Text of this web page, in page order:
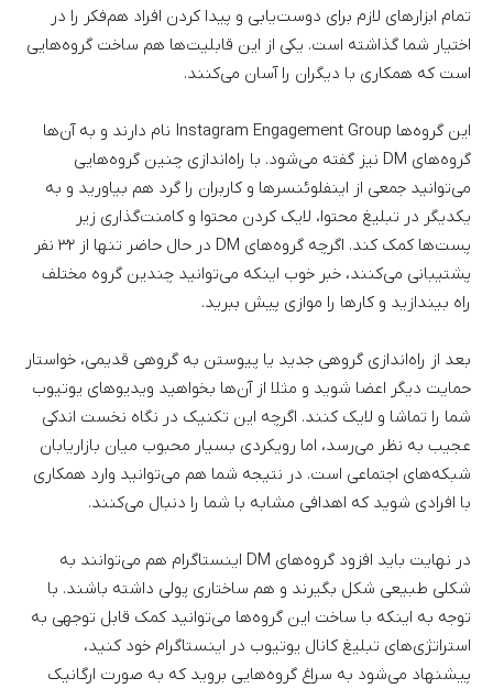
تمام ابزارهای لازم برای دوست‌یابی و پیدا کردن افراد هم‌فکر را در
اختیار شما گذاشته است. یکی از این قابلیت‌ها هم ساخت گروه‌هایی
است که همکاری با دیگران را آسان می‌کنند.
این گروه‌ها Instagram Engagement Group نام دارند و به آن‌ها
گروه‌های DM نیز گفته می‌شود. با راه‌اندازی چنین گروه‌هایی
می‌توانید جمعی از اینفلو‌ئنسرها و کاربران را گرد هم بیاورید و به
یکدیگر در تبلیغ محتوا، لایک کردن محتوا و کامنت‌گذاری زیر
پست‌ها کمک کند. اگرچه گروه‌های DM در حال حاضر تنها از ۳۲ نفر
پشتیبانی می‌کنند، خبر خوب اینکه می‌توانید چندین گروه مختلف
راه بیندازید و کارها را موازی پیش ببرید.
بعد از راه‌اندازی گروهی جدید یا پیوستن به گروهی قدیمی، خواستار
حمایت دیگر اعضا شوید و مثلا از آن‌ها بخواهید ویدیوهای یوتیوب
شما را تماشا و لایک کنند. اگرچه این تکنیک در نگاه نخست اندکی
عجیب به نظر می‌رسد، اما رویکردی بسیار محبوب میان بازاریابان
شبکه‌های اجتماعی است. در نتیجه شما هم می‌توانید وارد همکاری
با افرادی شوید که اهدافی مشابه با شما را دنبال می‌کنند.
در نهایت باید افزود گروه‌های DM اینستاگرام هم می‌توانند به
شکلی طبیعی شکل بگیرند و هم ساختاری پولی داشته باشند. با
توجه به اینکه با ساخت این گروه‌ها می‌توانید کمک قابل توجهی به
استراتژی‌های تبلیغ کانال یوتیوب در اینستاگرام خود کنید،
پیشنهاد می‌شود به سراغ گروه‌هایی بروید که به صورت ارگانیک